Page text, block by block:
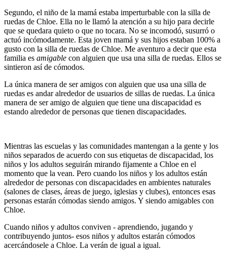
Segundo, el niño de la mamá estaba imperturbable con la silla de
ruedas de Chloe. Ella no le llamó la atención a su hijo para decirle
que se quedara quieto o que no tocara. No se incomodó, susurró o
actuó incómodamente. Esta joven mamá y sus hijos estaban 100% a
gusto con la silla de ruedas de Chloe. Me aventuro a decir que esta
familia es amigable con alguien que usa una silla de ruedas. Ellos se
sintieron así de cómodos.
La única manera de ser amigos con alguien que usa una silla de
ruedas es andar alrededor de usuarios de sillas de ruedas. La única
manera de ser amigo de alguien que tiene una discapacidad es
estando alrededor de personas que tienen discapacidades.
Mientras las escuelas y las comunidades mantengan a la gente y los
niños separados de acuerdo con sus etiquetas de discapacidad, los
niños y los adultos seguirán mirando fijamente a Chloe en el
momento que la vean. Pero cuando los niños y los adultos están
alrededor de personas con discapacidades en ambientes naturales
(salones de clases, áreas de juego, iglesias y clubes), entonces esas
personas estarán cómodas siendo amigos. Y siendo amigables con
Chloe.
Cuando niños y adultos conviven - aprendiendo, jugando y
contribuyendo juntos- esos niños y adultos estarán cómodos
acercándosele a Chloe. La verán de igual a igual.